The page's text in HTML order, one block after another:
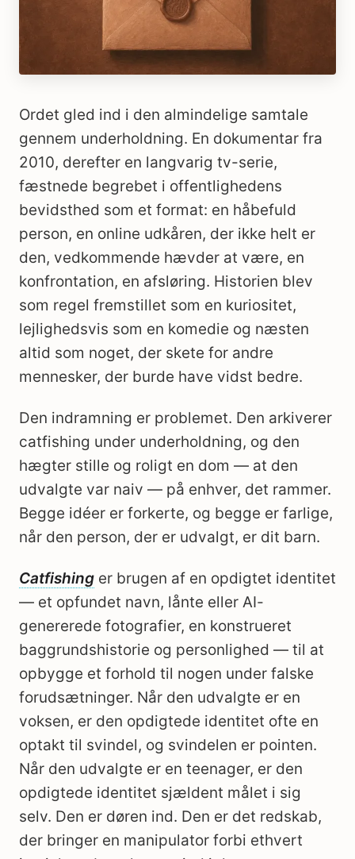
Ordet gled ind i den almindelige samtale
gennem underholdning. En dokumentar fra
2010, derefter en langvarig tv-serie,
fæstnede begrebet i offentlighedens
bevidsthed som et format: en håbefuld
person, en online udkåren, der ikke helt er
den, vedkommende hævder at være, en
konfrontation, en afsløring. Historien blev
som regel fremstillet som en kuriositet,
lejlighedsvis som en komedie og næsten
altid som noget, der skete for andre
mennesker, der burde have vidst bedre.
Den indramning er problemet. Den arkiverer
catfishing under underholdning, og den
hægter stille og roligt en dom — at den
udvalgte var naiv — på enhver, det rammer.
Begge idéer er forkerte, og begge er farlige,
når den person, der er udvalgt, er dit barn.
Catfishing er brugen af en opdigtet identitet
— et opfundet navn, lånte eller AI-
genererede fotografier, en konstrueret
baggrundshistorie og personlighed — til at
opbygge et forhold til nogen under falske
forudsætninger. Når den udvalgte er en
voksen, er den opdigtede identitet ofte en
optakt til svindel, og svindelen er pointen.
Når den udvalgte er en teenager, er den
opdigtede identitet sjældent målet i sig
selv. Den er døren ind. Den er det redskab,
der bringer en manipulator forbi ethvert